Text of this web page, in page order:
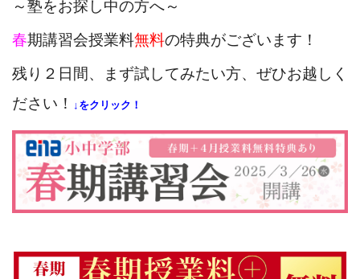
～塾をお探し中の方へ～
春期講習会授業料無料の特典がございます！
残り２日間、まず試してみたい方、ぜひお越しく
ださい！ ↓をクリック！